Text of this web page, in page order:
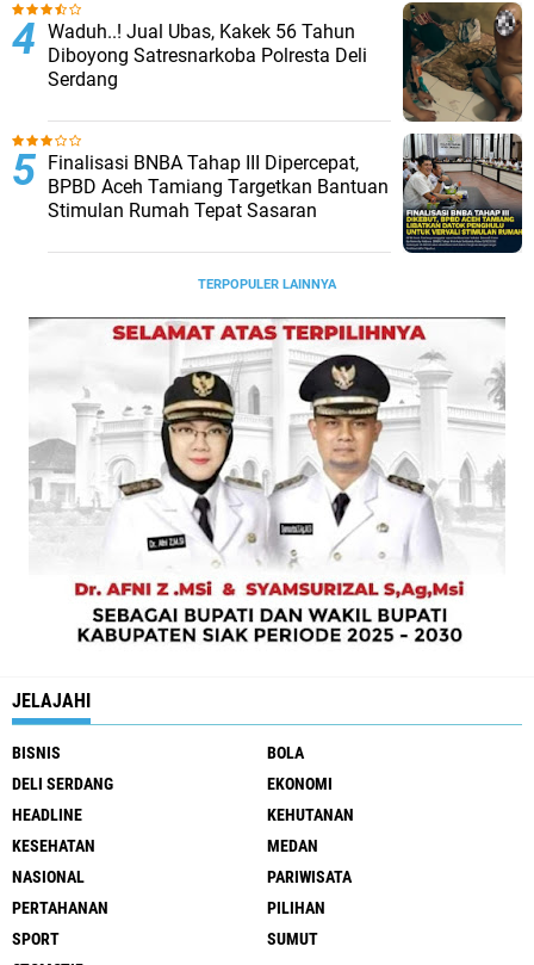
Waduh..! Jual Ubas, Kakek 56 Tahun
Diboyong Satresnarkoba Polresta Deli
Serdang
Finalisasi BNBA Tahap III Dipercepat,
BPBD Aceh Tamiang Targetkan Bantuan
Stimulan Rumah Tepat Sasaran
TERPOPULER LAINNYA
JELAJAHI
BISNIS
BOLA
DELI SERDANG
EKONOMI
HEADLINE
KEHUTANAN
KESEHATAN
MEDAN
NASIONAL
PARIWISATA
PERTAHANAN
PILIHAN
SPORT
SUMUT